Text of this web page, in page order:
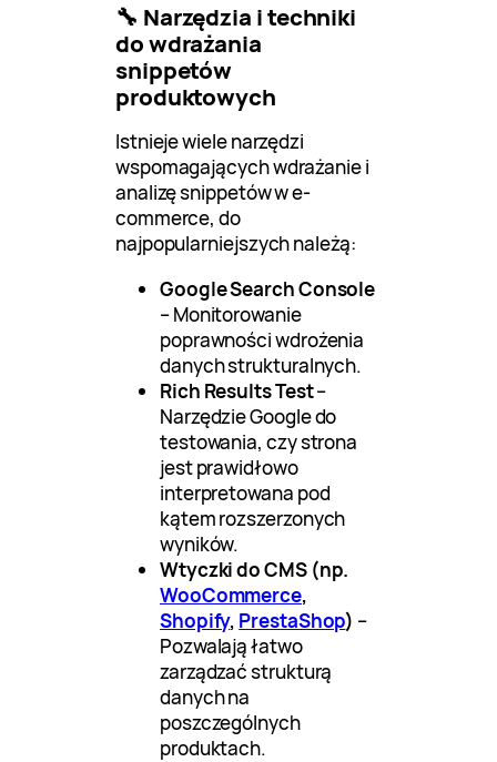
🔧 Narzędzia i techniki
do wdrażania
snippetów
produktowych
Istnieje wiele narzędzi
wspomagających wdrażanie i
analizę snippetów w e-
commerce, do
najpopularniejszych należą:
Google Search Console
– Monitorowanie
poprawności wdrożenia
danych strukturalnych.
Rich Results Test–
Narzędzie Google do
testowania, czy strona
jest prawidłowo
interpretowana pod
kątem rozszerzonych
wyników.
Wtyczki do CMS (np.
WooCommerce,
Shopify, PrestaShop) –
Pozwalają łatwo
zarządzać strukturą
danych na
poszczególnych
produktach.